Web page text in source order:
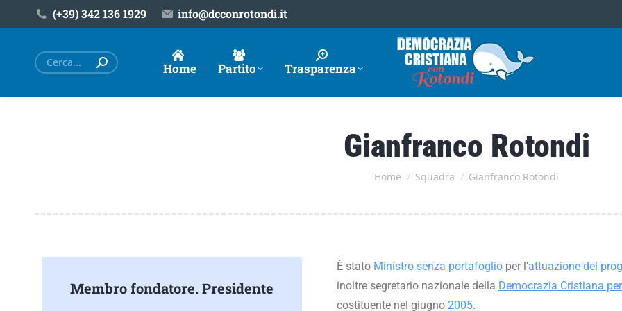
(+39) ‎342 136 1929 info@dcconrotondi.it
Home Partito Trasparenza
Cerca:
Gianfranco Rotondi
Tu sei qui:
Home Squadra Gianfranco Rotondi
Membro fondatore. Presidente
È stato Ministro senza portafoglioper l’attuazione del
inoltre segretario nazionale della Democrazia Cristiana
costituente nel giugno 2005.